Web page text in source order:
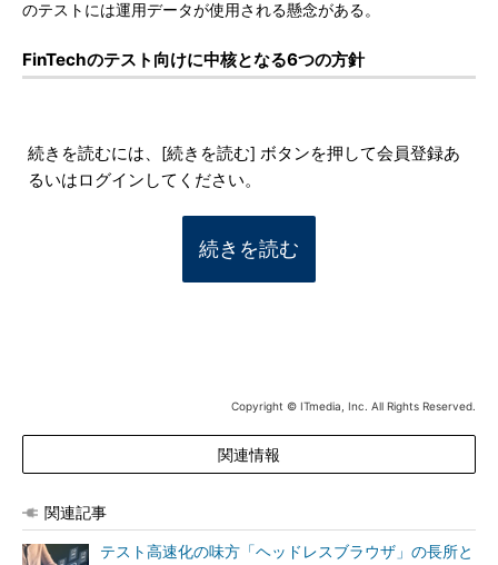
のテストには運用データが使用される懸念がある。
FinTechのテスト向けに中核となる6つの方針
続きを読むには、[続きを読む] ボタンを押して会員登録あ
るいはログインしてください。
続きを読む
Copyright © ITmedia, Inc. All Rights Reserved.
関連情報
関連記事
テスト高速化の味方「ヘッドレスブラウザ」の長所と